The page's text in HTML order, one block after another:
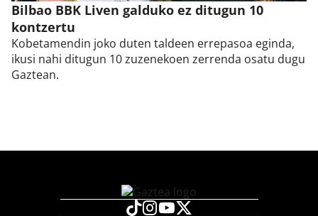
Bilbao BBK Liven galduko ez ditugun 10
kontzertu
Kobetamendin joko duten taldeen errepasoa eginda,
ikusi nahi ditugun 10 zuzenekoen zerrenda osatu dugu
Gaztean.